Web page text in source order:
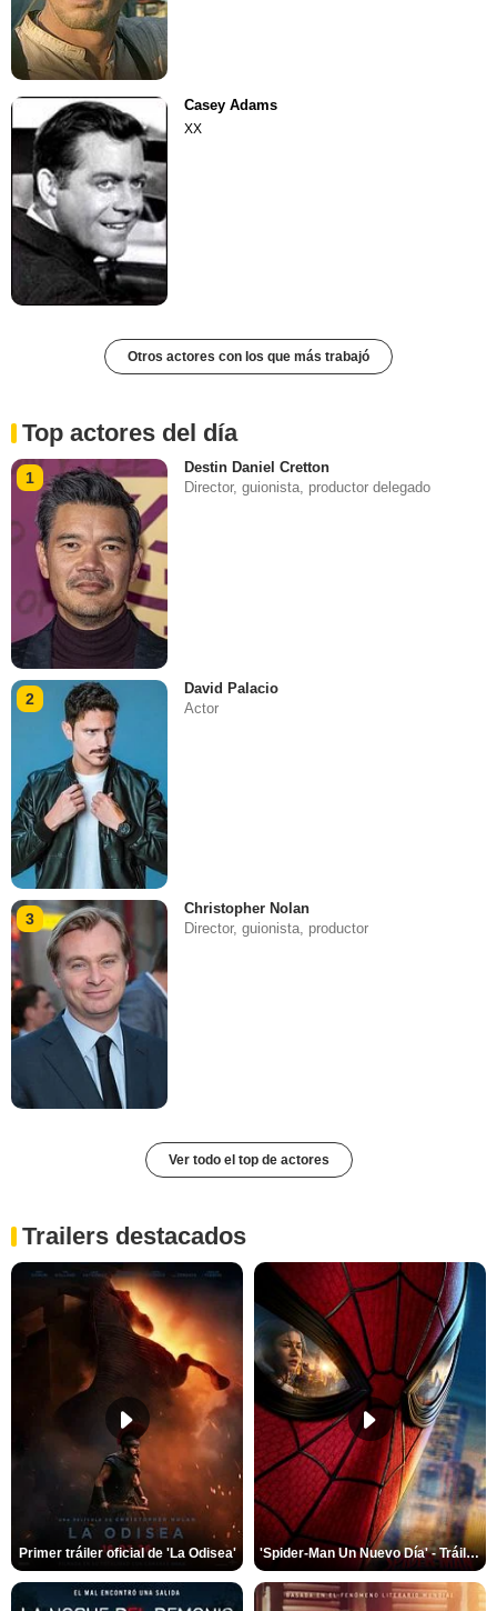
Casey Adams
XX
Otros actores con los que más trabajó
Top actores del día
1
Destin Daniel Cretton
Director, guionista, productor delegado
2
David Palacio
Actor
3
Christopher Nolan
Director, guionista, productor
Ver todo el top de actores
Trailers destacados
Primer tráiler oficial de 'La Odisea' 'Spider-Man Un Nuevo Día' - Tráiler oficial subtitulado